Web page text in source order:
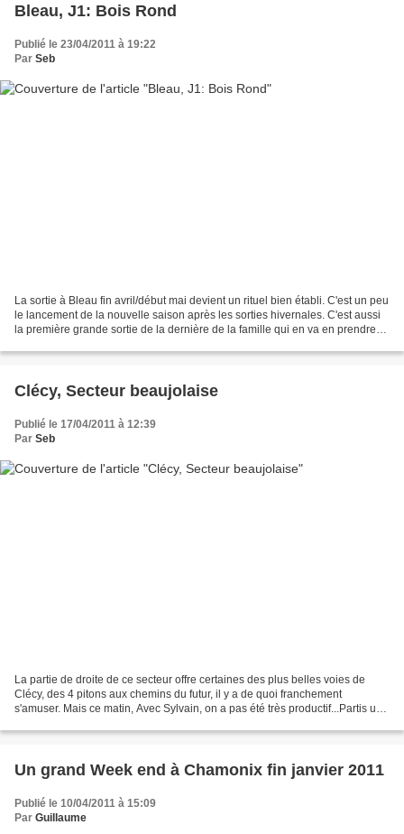
Bleau, J1: Bois Rond
Publié le 23/04/2011 à 19:22
Par Seb
La sortie à Bleau fin avril/début mai devient un rituel bien établi. C'est un peu
le lancement de la nouvelle saison après les sorties hivernales. C'est aussi
la première grande sortie de la dernière de la famille qui en va en prendre
Clécy, Secteur beaujolaise
Publié le 17/04/2011 à 12:39
Par Seb
La partie de droite de ce secteur offre certaines des plus belles voies de
Clécy, des 4 pitons aux chemins du futur, il y a de quoi franchement
s'amuser. Mais ce matin, Avec Sylvain, on a pas été très productif...Partis une
Un grand Week end à Chamonix fin janvier 2011
Publié le 10/04/2011 à 15:09
Par Guillaume